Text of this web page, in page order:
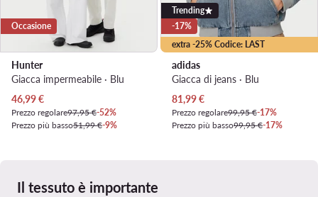
Occasione
Hunter
Giacca impermeabile · Blu
Prezzo attuale
46,99€
Prezzo regolare97,95 €-52%
Prezzo più basso51,99 €-9%
extra -25% Codice: LAST
Trending
-17%
adidas
Giacca di jeans · Blu
Prezzo attuale
81,99€
Prezzo regolare99,95 €-17%
Prezzo più basso99,95 €-17%
Il tessuto è importante